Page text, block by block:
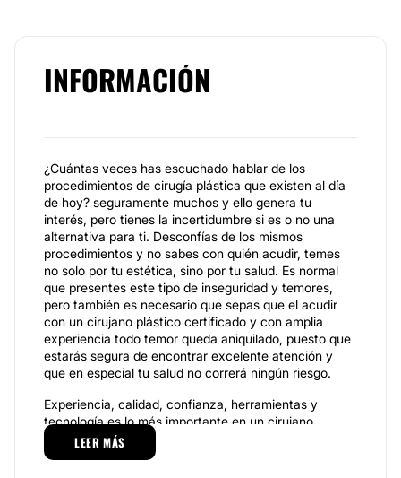
INFORMACIÓN
¿Cuántas veces has escuchado hablar de los
procedimientos de cirugía plástica que existen al día
de hoy? seguramente muchos y ello genera tu
interés, pero tienes la incertidumbre si es o no una
alternativa para ti. Desconfías de los mismos
procedimientos y no sabes con quién acudir, temes
no solo por tu estética, sino por tu salud. Es normal
que presentes este tipo de inseguridad y temores,
pero también es necesario que sepas que el acudir
con un cirujano plástico certificado y con amplia
experiencia todo temor queda aniquilado, puesto que
estarás segura de encontrar excelente atención y
que en especial tu salud no correrá ningún riesgo.
Experiencia, calidad, confianza, herramientas y
tecnología es lo más importante en un cirujano
plástico, así como su buen prestigio y ello lo
encuentras con
Dr. Orestes Fernandez,
LEER MÁS